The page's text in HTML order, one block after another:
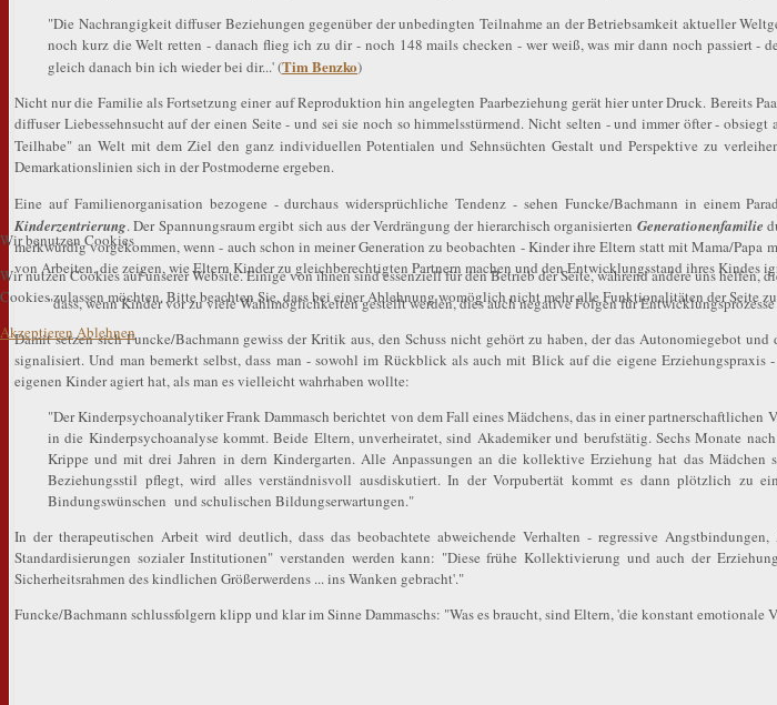
"Die Nachrangigkeit diffuser Beziehungen gegenüber der unbedingten Teilnahme an der Betriebsamkeit aktueller
noch kurz die Welt retten - danach flieg ich zu dir - noch 148 mails checken - wer weiß, was mir dann noch passiert -
gleich danach bin ich wieder bei dir...' (Tim Benzko)
Nicht nur die Familie als Fortsetzung einer auf Reproduktion hin angelegten Paarbeziehung gerät hier unter Druck. Bereits
diffuser Liebessehnsucht auf der einen Seite - und sei sie noch so himmelsstürmend. Nicht selten - und immer öfter -
Teilhabe" an Welt mit dem Ziel den ganz individuellen Potentialen und Sehnsüchten Gestalt und Perspektive zu
Demarkationslinien sich in der Postmoderne ergeben.
Eine auf Familienorganisation bezogene - durchaus widersprüchliche Tendenz - sehen Funcke/Bachmann in einem
Kinderzentrierung. Der Spannungsraum ergibt sich aus der Verdrängung der hierarchisch organisierten Generationenfamilie
merkwürdig vorgekommen, wenn - auch schon in meiner Generation zu beobachten - Kinder ihre Eltern statt mit Mama/Papa
von Arbeiten, die zeigen, wie Eltern Kinder zu gleichberechtigten Partnern machen und den Entwicklungsstand ihres Kindes
"dass, wenn Kinder vor zu viele Wahlmöglichkeiten gestellt werden, dies auch negative Folgen für
Damit setzen sich Funcke/Bachmann gewiss der Kritik aus, den Schuss nicht gehört zu haben, der das Autonomiegebot
signalisiert. Und man bemerkt selbst, dass man - sowohl im Rückblick als auch mit Blick auf die eigene
eigenen Kinder agiert hat, als man es vielleicht wahrhaben wollte:
"Der Kinderpsychoanalytiker Frank Dammasch berichtet von dem Fall eines Mädchens, das in einer
in die Kinderpsychoanalyse kommt. Beide Eltern, unverheiratet, sind Akademiker und berufstätig. Sechs Monate
Krippe und mit drei Jahren in dern Kindergarten. Alle Anpassungen an die kollektive Erziehung hat das Mädchen
Beziehungsstil pflegt, wird alles verständnisvoll ausdiskutiert. In der Vorpubertät kommt es dann plötzlich zu
Bindungswünschen und schulischen Bildungserwartungen."
In der therapeutischen Arbeit wird deutlich, dass das beobachtete abweichende Verhalten - regressive
Standardisierungen sozialer Institutionen" verstanden werden kann: "Diese frühe Kollektivierung und auch der
Sicherheitsrahmen des kindlichen Größerwerdens ... ins Wanken gebracht'."
Funcke/Bachmann schlussfolgern klipp und klar im Sinne Dammaschs: "Was es braucht, sind Eltern, 'die konstant emotionale
Wir benutzen Cookies
Wir nutzen Cookies auf unserer Website. Einige von ihnen sind essenziell für den Betrieb der Seite, während andere uns
Cookies zulassen möchten. Bitte beachten Sie, dass bei einer Ablehnung womöglich nicht mehr alle Funktionalitäten der Seite
Akzeptieren Ablehnen